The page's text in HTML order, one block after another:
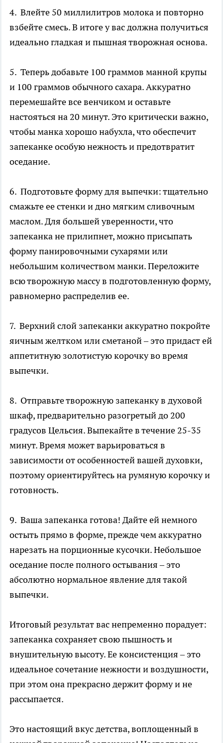
4. Влейте 50 миллилитров молока и повторно
взбейте смесь. В итоге у вас должна получиться
идеально гладкая и пышная творожная основа.
5. Теперь добавьте 100 граммов манной крупы
и 100 граммов обычного сахара. Аккуратно
перемешайте все венчиком и оставьте
настояться на 20 минут. Это критически важно,
чтобы манка хорошо набухла, что обеспечит
запеканке особую нежность и предотвратит
оседание.
6. Подготовьте форму для выпечки: тщательно
смажьте ее стенки и дно мягким сливочным
маслом. Для большей уверенности, что
запеканка не прилипнет, можно присыпать
форму панировочными сухарями или
небольшим количеством манки. Переложите
всю творожную массу в подготовленную форму,
равномерно распределив ее.
7. Верхний слой запеканки аккуратно покройте
яичным желтком или сметаной – это придаст ей
аппетитную золотистую корочку во время
выпечки.
8. Отправьте творожную запеканку в духовой
шкаф, предварительно разогретый до 200
градусов Цельсия. Выпекайте в течение 25-35
минут. Время может варьироваться в
зависимости от особенностей вашей духовки,
поэтому ориентируйтесь на румяную корочку и
готовность.
9. Ваша запеканка готова! Дайте ей немного
остыть прямо в форме, прежде чем аккуратно
нарезать на порционные кусочки. Небольшое
оседание после полного остывания – это
абсолютно нормальное явление для такой
выпечки.
Итоговый результат вас непременно порадует:
запеканка сохраняет свою пышность и
внушительную высоту. Ее консистенция – это
идеальное сочетание нежности и воздушности,
при этом она прекрасно держит форму и не
рассыпается.
Это настоящий вкус детства, воплощенный в